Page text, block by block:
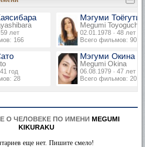
лет
166
Мэгуми Тоёгути
Megumi Toyoguchi
02.01.1978 · 48 лет
Всего фильмов: 90
год
28
Мэгуми Окина
Megumi Okina
06.08.1979 · 47 лет
Всего фильмов: 20
О ЧЕЛОВЕКЕ ПО ИМЕНИ MEGUMI
KIKURAKU
еще нет. Пишите смело!